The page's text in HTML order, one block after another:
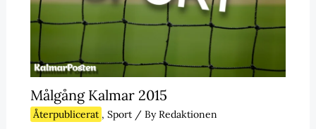
Målgång Kalmar 2015
Återpublicerat , Sport/ ByRedaktionen